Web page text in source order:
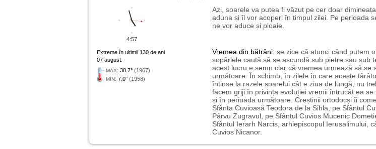
Azi, soarele va putea fi văzut pe cer doar
aduna și îl vor acoperi în timpul zilei. Pe perioada
ne vor aduce și ploaie.
Extreme în ultimii 130 de ani
07 august:
MAX: 38.7° (1967)
MIN: 7.0° (1958)
Vremea din bătrâni: se zice că atunci când putem
șopârlele caută să se ascundă sub pietre sau sub
acest lucru e semn clar că vremea urmează să se
următoare. În schimb, în zilele în care aceste
întinse la razele soarelui cât e ziua de lungă, nu
facem griji în privința evoluției vremii întrucât ea se
și în perioada următoare. Creștinii ortodocși îi
Sfânta Cuvioasă Teodora de la Sihla, pe Sfântul
Pârvu Zugravul, pe Sfântul Cuvios Mucenic
Sfântul Ierarh Narcis, arhiepiscopul Ierusalimului,
Cuvios Nicanor.
4:57